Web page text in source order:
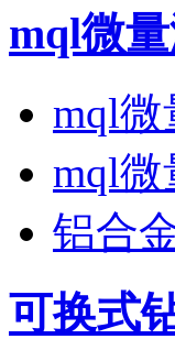
mql微
mql微
mql微
铝合
可换式